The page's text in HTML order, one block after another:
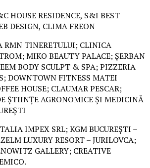
HOUSE RESIDENCE, S&I BEST
DESIGN, CLIMA FREON
RMN TINERETULUI; CLINICA
MIKO BEAUTY PALACE; ȘERBAN
BODY SCULPT & SPA; PIZZERIA
DOWNTOWN FITNESS MATEI
HOUSE; CLAUMAR PESCAR;
ȘTIINȚE AGRONOMICE ȘI MEDICINĂ
IMPEX SRL; KGM BUCUREȘTI –
LUXURY RESORT – JURILOVCA;
GALLERY; CREATIVE